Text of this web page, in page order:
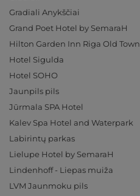
Gradiali Anykščiai
Grand Poet Hotel by SemaraH
Hilton Garden Inn Riga Old Town
Hotel Sigulda
Hotel SOHO
Jaunpils pils
Jūrmala SPA Hotel
Kalev Spa Hotel and Waterpark
Labirintų parkas
Lielupe Hotel by SemaraH
Lindenhoff - Liepas muiža
LVM Jaunmoku pils